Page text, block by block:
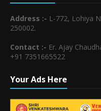
Address :- L-772, Lohiya
250002.
Contact :- Er. Ajay
+91 7351665522
Your Ads Here